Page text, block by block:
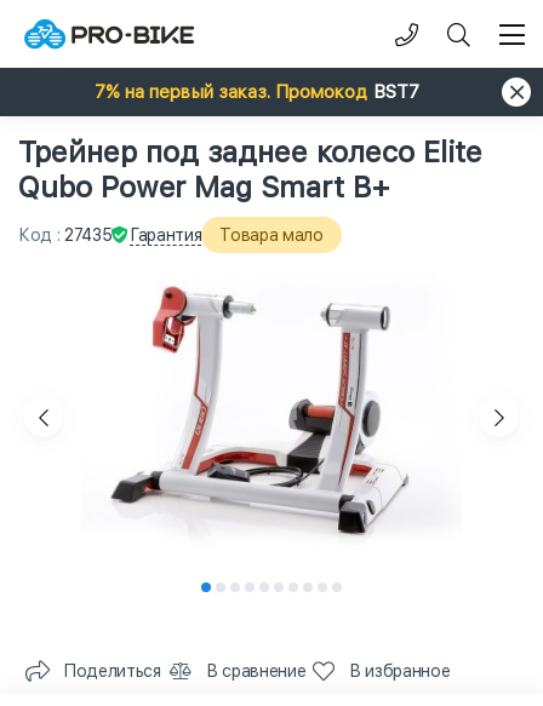
7% на первый заказ. Промокод BST7
Трейнер под заднее колесо Elite
Qubo Power Mag Smart B+
Код : 27435 Гарантия Товара мало
Поделиться В сравнение В избранное